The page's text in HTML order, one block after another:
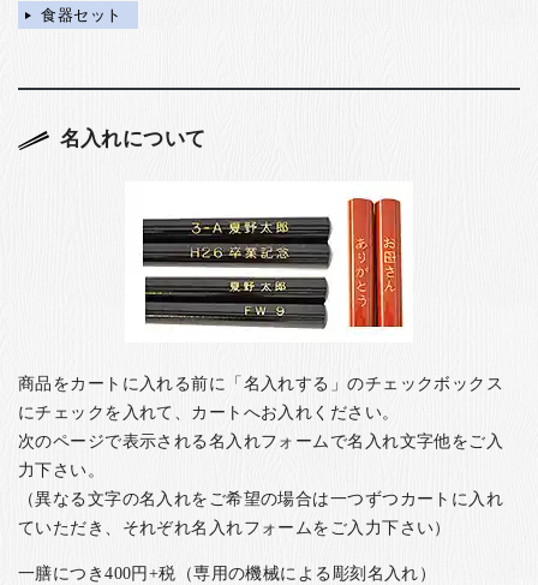
食器セット
名入れについて
商品をカートに入れる前に「名入れする」のチェックボックス
にチェックを入れて、カートへお入れください。
次のページで表示される名入れフォームで名入れ文字他をご入
力下さい。
（異なる文字の名入れをご希望の場合は一つずつカートに入れ
ていただき、それぞれ名入れフォームをご入力下さい）
一膳につき400円+税（専用の機械による彫刻名入れ）